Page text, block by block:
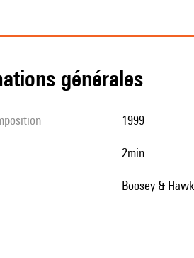
générales
1999
2min
Boosey &